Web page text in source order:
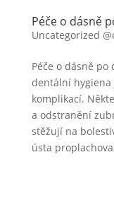
Péče o dásně
Uncategorized
Péče o dásně
dentální hygiena
komplikací.
a odstranění
stěžují na
ústa